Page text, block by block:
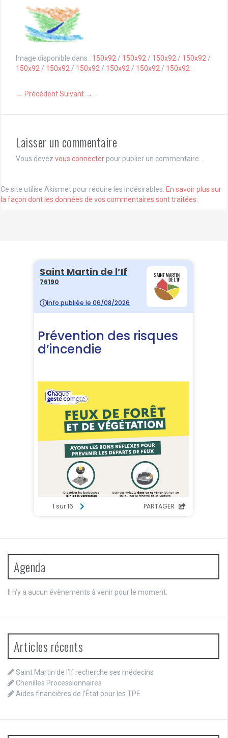
Image disponible dans : 150x92 / 150x92 / 150x92 / 150x92 /
150x92 / 150x92 / 150x92 / 150x92 / 150x92 / 150x92
← PrécédentSuivant →
Laisser un commentaire
Vous devez vous connecter pour publier un commentaire.
Ce site utilise Akismet pour réduire les indésirables. En savoir plus sur
la façon dont les données de vos commentaires sont traitées
Agenda
Il n’y a aucun évènements à venir pour le moment.
Articles récents
Saint Martin de l’If recherche ses médecins
Chenilles Processionnaires
Aides financières de l’État pour les TPE